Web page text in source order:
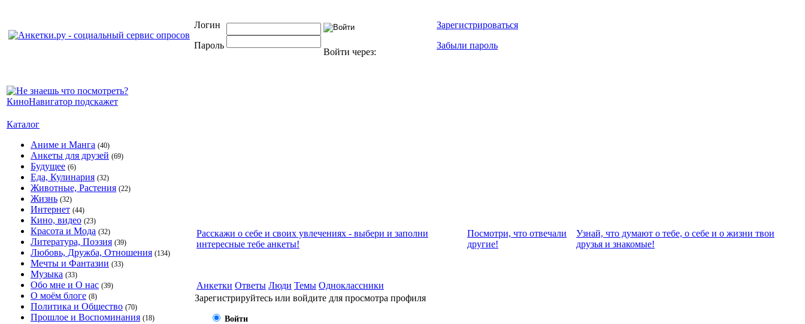
Логин
Пароль
Войти через:
Зарегистрироваться
Забыли пароль
Каталог
Аниме и Манга (40)
Анкеты для друзей (69)
Будущее (6)
Еда, Кулинария (32)
Животные, Растения (22)
Жизнь (32)
Интернет (44)
Кино, видео (23)
Красота и Мода (32)
Литература, Поэзия (39)
Любовь, Дружба, Отношения (134)
Мечты и Фантазии (33)
Музыка (33)
Обо мне и О нас (39)
О моём блоге (8)
Политика и Общество (70)
Прошлое и Воспоминания (18)
Расскажи о себе и своих увлечениях - выбери и заполни
интересные тебе анкеты!
Посмотри, что отвeчали
другие!
Узнай, что думают о тебе, о себе и о жизни твои
друзья и знакомые!
Анкетки Ответы Люди Темы Одноклассники
Зарегистрируйтесь или войдите для просмотра профиля
Войти